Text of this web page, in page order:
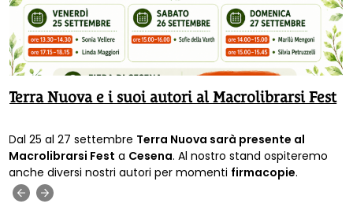
Terra Nuova e i suoi autori al Macrolibrarsi Fest
Dal 25 al 27 settembre Terra Nuova sarà presente al
Macrolibrarsi Fest a Cesena. Al nostro stand ospiteremo
anche diversi nostri autori per momenti firmacopie.